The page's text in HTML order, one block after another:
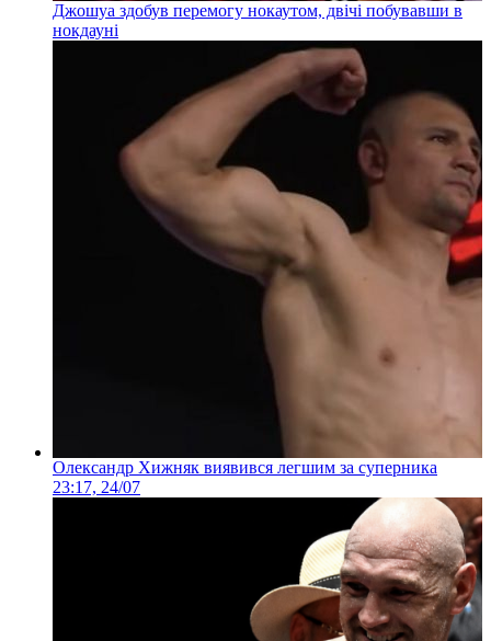
Джошуа здобув перемогу нокаутом, двічі побувавши в
нокдауні
Олександр Хижняк виявився легшим за суперника
23:17, 24/07